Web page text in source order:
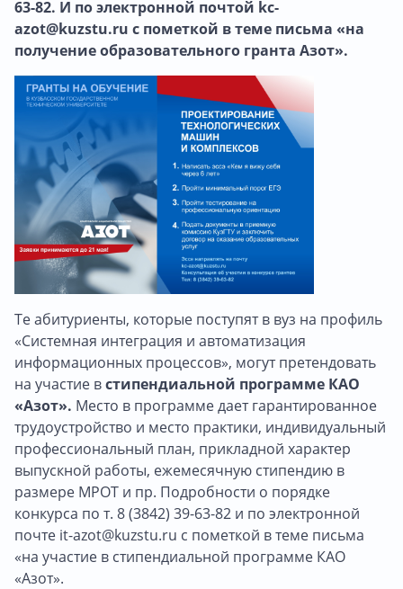
63-82. И по электронной почтой kc-
azot@kuzstu.ru с пометкой в теме письма «на
получение образовательного гранта Азот».
Те абитуриенты, которые поступят в вуз на профиль
«Системная интеграция и автоматизация
информационных процессов», могут претендовать
на участие встипендиальной программе КАО
«Азот». Место в программе дает гарантированное
трудоустройство и место практики, индивидуальный
профессиональный план, прикладной характер
выпускной работы, ежемесячную стипендию в
размере МРОТ и пр. Подробности о порядке
конкурса по т. 8 (3842) 39-63-82 и по электронной
почте it-azot@kuzstu.ru с пометкой в теме письма
«на участие в стипендиальной программе КАО
«Азот».